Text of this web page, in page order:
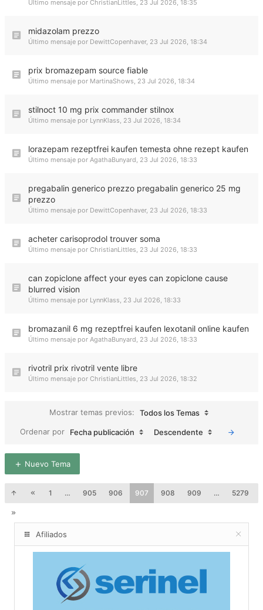
Último mensaje por ChristianLittles, 23 Jul 2026, 18:35
midazolam prezzo
Último mensaje por DewittCopenhaver, 23 Jul 2026, 18:34
prix bromazepam source fiable
Último mensaje por MartinaShows, 23 Jul 2026, 18:34
stilnoct 10 mg prix commander stilnox
Último mensaje por LynnKlass, 23 Jul 2026, 18:34
lorazepam rezeptfrei kaufen temesta ohne rezept kaufen
Último mensaje por AgathaBunyard, 23 Jul 2026, 18:33
pregabalin generico prezzo pregabalin generico 25 mg
prezzo
Último mensaje por DewittCopenhaver, 23 Jul 2026, 18:33
acheter carisoprodol trouver soma
Último mensaje por ChristianLittles, 23 Jul 2026, 18:33
can zopiclone affect your eyes can zopiclone cause
blurred vision
Último mensaje por LynnKlass, 23 Jul 2026, 18:33
bromazanil 6 mg rezeptfrei kaufen lexotanil online kaufen
Último mensaje por AgathaBunyard, 23 Jul 2026, 18:33
rivotril prix rivotril vente libre
Último mensaje por ChristianLittles, 23 Jul 2026, 18:32
Mostrar temas previos:
Todos los Temas
Ordenar por
Fecha publicación Descendente
Nuevo Tema
1 … 905 906 907 908 909 … 5279
Afiliados